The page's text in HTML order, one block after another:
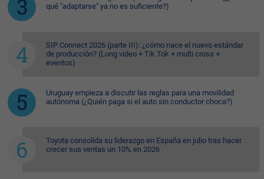
qué "adaptarse" ya no es suficiente?)
SIP Connect 2026 (parte III): ¿cómo nace el nuevo estándar
de producción? (Long video + Tik Tok + multi cross +
eventos)
Uruguay empieza a discutir las reglas para una movilidad
autónoma (¿Quién paga si el auto sin conductor choca?)
Toyota consolida su liderazgo en España en julio tras hacer
crecer sus ventas un 10% en 2026